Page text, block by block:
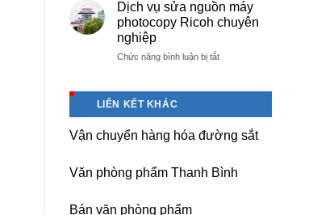
công
ty
sau
sát
văn
phòng
giá
Yên,
Phòng-
sau
Dịch vụ sửa nguồn máy
photocopy Ricoh chuyên
nghiệp
Chức năng bình luận bị tắtở
photocopy
chuyên
nghiệp
LIÊN KẾT KHÁC
Vận chuyển hàng hóa đường sắt
Văn phòng phẩm Thanh Bình
Bán văn phòng phẩm